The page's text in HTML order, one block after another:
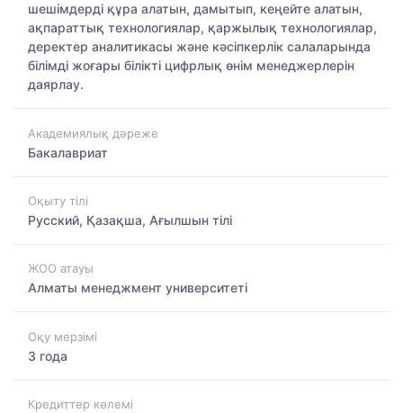
шешімдерді құра алатын, дамытып, кеңейте алатын,
ақпараттық технологиялар, қаржылық технологиялар,
деректер аналитикасы және кәсіпкерлік салаларында
білімді жоғары білікті цифрлық өнім менеджерлерін
даярлау.
Академиялық дәреже
Бакалавриат
Оқыту тілі
Русский, Қазақша, Ағылшын тілі
ЖОО атауы
Алматы менеджмент университеті
Оқу мерзімі
3 года
Кредиттер көлемі